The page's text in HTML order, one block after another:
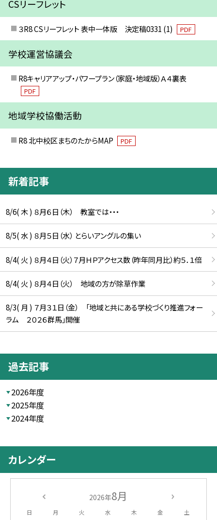
CSリーフレット
３R8 CSリーフレット 表中一体版 決定稿0331 (1) PDF
学校運営協議会
R8キャリアアップ・パワープラン（家庭・地域版）Ａ４裏表
PDF
地域学校協働活動
R8 北中校区まちのたからMAP PDF
新着記事
8/6( 木 ) ８月６日（木） 教室では・・・
8/5( 水 ) ８月５日（水） とらいアングルの集い
8/4( 火 ) ８月４日（火）７月ＨＰアクセス数（昨年同月比）約５．１倍
8/4( 火 ) ８月４日（火） 地域の方が除草作業
8/3( 月 ) ７月３１日（金） 「地域と共にある学校づくり推進フォー
ラム ２０２６群馬」開催
過去記事
2026年度
2025年度
2024年度
カレンダー
2026年8月
日 月 火 水 木 金 土